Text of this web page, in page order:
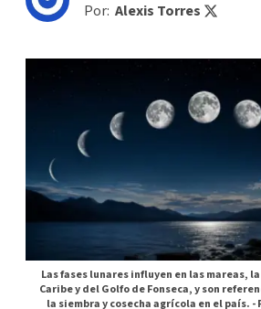
Por: Alexis Torres
Las fases lunares influyen en las mareas,
Caribe y del Golfo de Fonseca, y son
la siembra y cosecha agrícola en el país. -